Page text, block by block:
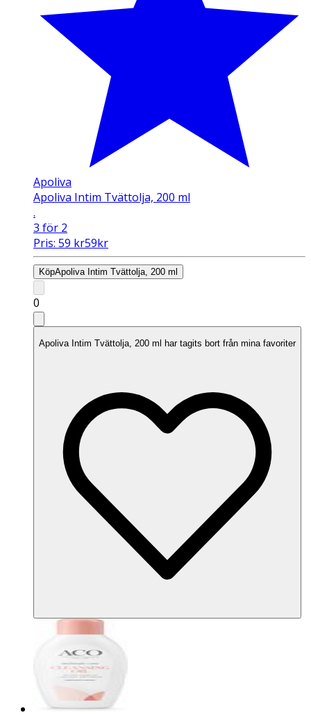
Apoliva
Apoliva Intim Tvättolja, 200 ml
.
3 för 2
Pris: 59 kr59kr
KöpApoliva Intim Tvättolja, 200 ml
0
Apoliva Intim Tvättolja, 200 ml har tagits bort från mina favoriter